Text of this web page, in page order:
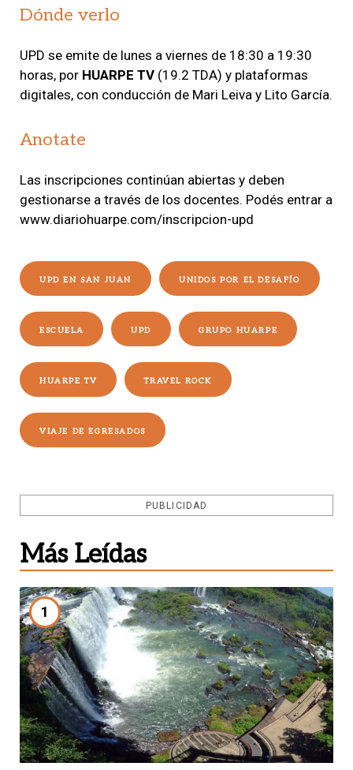
Dónde verlo
UPD se emite de lunes a viernes de 18:30 a 19:30
horas, por HUARPE TV (19.2 TDA) y plataformas
digitales, con conducción de Mari Leiva y Lito García.
Anotate
Las inscripciones continúan abiertas y deben
gestionarse a través de los docentes. Podés entrar a
www.diariohuarpe.com/inscripcion-upd
UPD EN SAN JUAN UNIDOS POR EL DESAFÍO
ESCUELA UPD GRUPO HUARPE
HUARPE TV TRAVEL ROCK
VIAJE DE EGRESADOS
PUBLICIDAD
Más Leídas
1